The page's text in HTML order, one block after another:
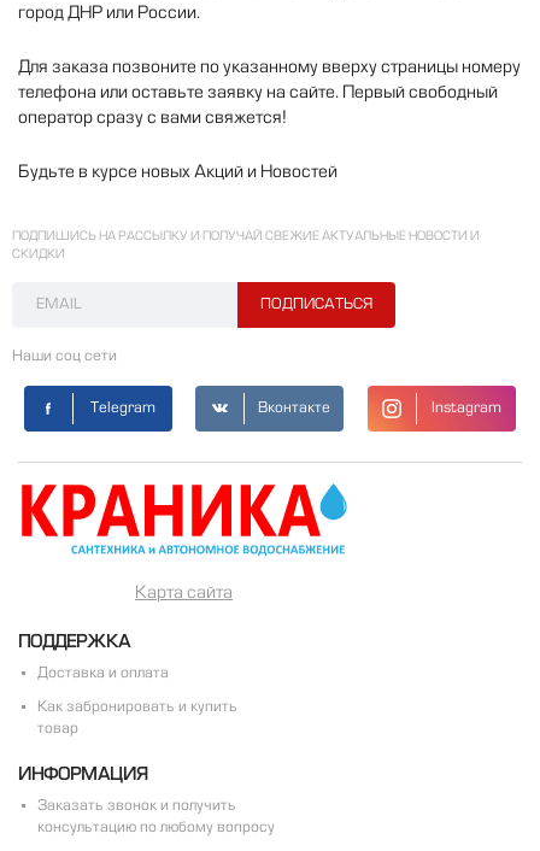
город ДНР или России.
Для заказа позвоните по указанному вверху страницы номеру
телефона или оставьте заявку на сайте. Первый свободный
оператор сразу с вами свяжется!
Будьте в курсе новых Акций и Новостей
ПОДПИШИСЬ НА РАССЫЛКУ И ПОЛУЧАЙ СВЕЖИЕ АКТУАЛЬНЫЕ НОВОСТИ И
СКИДКИ
Наши соц сети
Telegram Вконтакте Instagram
Карта сайта
ПОДДЕРЖКА
Доставка и оплата
Как забронировать и купить
товар
ИНФОРМАЦИЯ
Заказать звонок и получить
консультацию по любому вопросу